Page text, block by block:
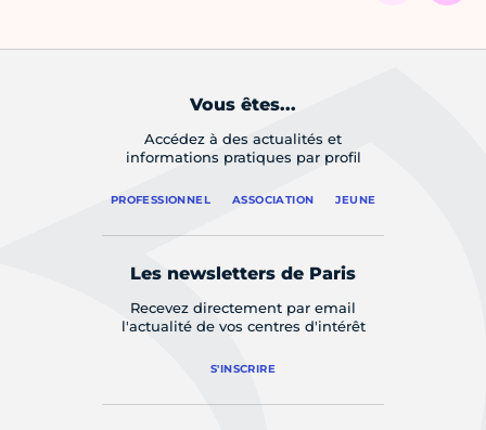
Vous êtes...
Accédez à des actualités et
informations pratiques par profil
PROFESSIONNEL ASSOCIATION JEUNE
Les newsletters de Paris
Recevez directement par email
l'actualité de vos centres d'intérêt
S'INSCRIRE